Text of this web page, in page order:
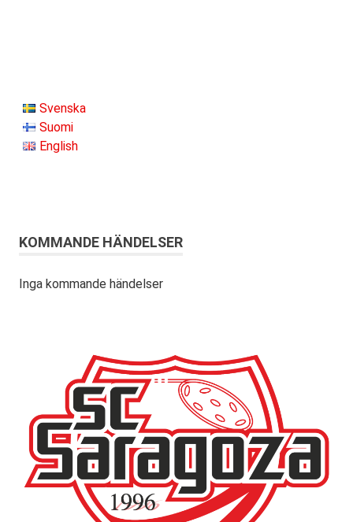
Svenska
Suomi
English
KOMMANDE HÄNDELSER
Inga kommande händelser